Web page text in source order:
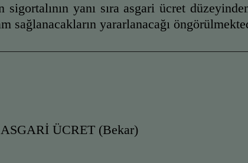
yanı sıra asgari ücret
sağlanacakların yararlanacağı
ÜCRET (Bekar)